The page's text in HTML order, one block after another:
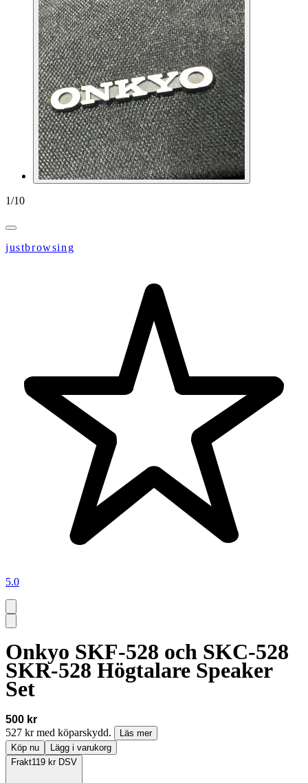
1/10
justbrowsing
5.0
Onkyo SKF-528 och SKC-528
SKR-528 Högtalare Speaker
Set
500 kr
527 kr med köparskydd.
Läs mer
Köp nu
Lägg i varukorg
Frakt119 kr DSV